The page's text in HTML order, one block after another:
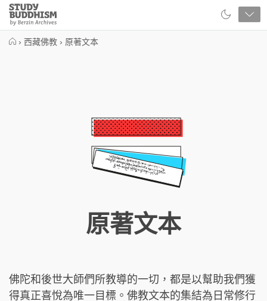
Close
Study
Buddhism
› 西藏佛教 › 原著文本
原著文本
佛陀和後世大師們所教導的一切，都是以幫助我們獲
得真正喜悅為唯一目標。佛教文本的集結為日常修行